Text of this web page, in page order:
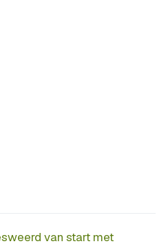
van start met